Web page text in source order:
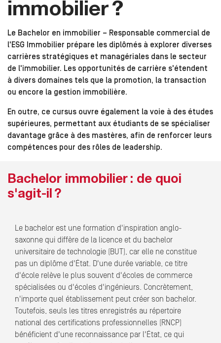
immobilier ?
Le Bachelor en immobilier – Responsable commercial de
l'ESG Immobilier prépare les diplômés à explorer diverses
carrières stratégiques et managériales dans le secteur
de l'immobilier. Les opportunités de carrière s'étendent
à divers domaines tels que la promotion, la transaction
ou encore la gestion immobilière.
En outre, ce cursus ouvre également la voie à des études
supérieures, permettant aux étudiants de se spécialiser
davantage grâce à des mastères, afin de renforcer leurs
compétences pour des rôles de leadership.
Bachelor immobilier : de quoi
s'agit-il ?
Le bachelor est une formation d'inspiration anglo-
saxonne qui diffère de la licence et du bachelor
universitaire de technologie (BUT), car elle ne constitue
pas un diplôme d'État. D'une durée variable, ce titre
d'école relève le plus souvent d'écoles de commerce
spécialisées ou d'écoles d'ingénieurs. Concrètement,
n'importe quel établissement peut créer son bachelor.
Toutefois, seuls les titres enregistrés au répertoire
national des certifications professionnelles (RNCP)
bénéficient d'une reconnaissance par l'État, ce qui